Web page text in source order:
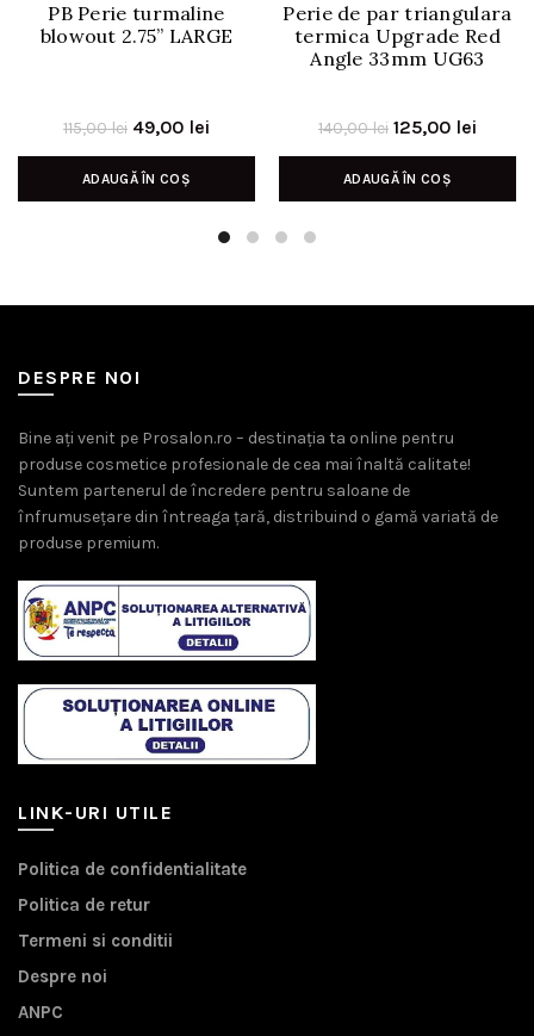
PB Perie turmaline
blowout 2.75” LARGE
115,00lei Prețul
inițial
a
49,00 lei
curent
ADAUGĂ ÎN COȘ
Perie de par triangulara
termica Upgrade Red
Angle 33mm UG63
140,00lei Prețul
inițial
a
125,00 lei
ADAUGĂ ÎN COȘ
DESPRE NOI
Bine ați venit pe Prosalon.ro – destinația ta online pentru
produse cosmetice profesionale de cea mai înaltă calitate!
Suntem partenerul de încredere pentru saloane de
înfrumusețare din întreaga țară, distribuind o gamă variată de
produse premium.
LINK-URI UTILE
Politica de confidentialitate
Politica de retur
Termeni si conditii
Despre noi
ANPC